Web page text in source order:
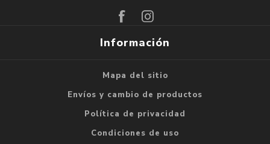
Información
Mapa del sitio
Envíos y cambio de productos
Política de privacidad
Condiciones de uso